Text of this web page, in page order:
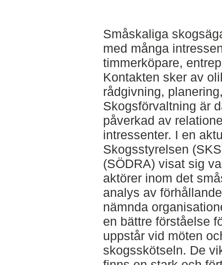
Småskaliga
med många
timmerköpare,
Kontakten sker av
rådgivning,
Skogsförvaltning är
påverkad av
intressenter. I en
Skogsstyrelsen
(SÖDRA) visat sig
aktörer inom det
analys av
nämnda
en bättre förståelse
uppstår vid möten
skogsskötseln. De